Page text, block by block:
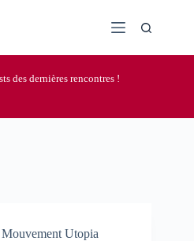
des dernières rencontres !
Mouvement Utopia